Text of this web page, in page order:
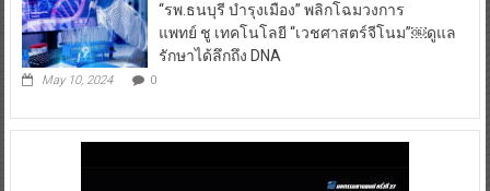
“รพ.ธนบุรี บำรุงเมือง” พลิกโฉมวงการ
แพทย์ ชู เทคโนโลยี “เวชศาสตร์จีโนม”￼ดูแล
รักษาได้ลึกถึง DNA
May 10, 2024 0